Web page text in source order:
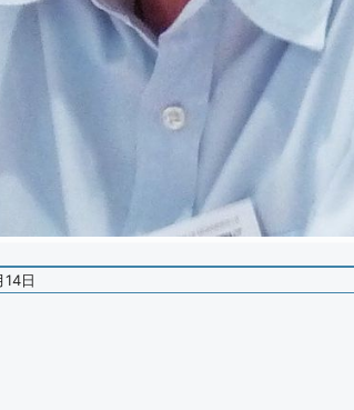
14日